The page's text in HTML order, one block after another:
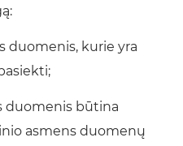
duomenis, kurie yra
duomenis būtina
asmens duomenų